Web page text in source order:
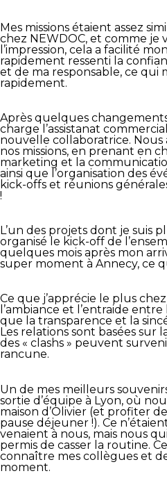
Mes missions étaient assez
chez NEWDOC, et comme je
l’impression, cela a facilité
rapidement ressenti la
et de ma responsable, ce qui
rapidement.
Après quelques changements
charge l’assistanat
nouvelle collaboratrice.
nos missions, en prenant en
marketing et la
ainsi que l’organisation des
kick-offs et réunions
!
L’un des projets dont je suis
organisé le kick-off de
quelques mois après mon
super moment à Annecy, ce
Ce que j’apprécie le plus
l’ambiance et l’entraide
que la transparence et la
Les relations sont basées sur
des « clashs » peuvent
rancune.
Un de mes meilleurs
sortie d’équipe à Lyon, où
maison d’Olivier (et profiter
pause déjeuner !). Ce
venaient à nous, mais nous
permis de casser la routine.
connaître mes collègues et
moment.